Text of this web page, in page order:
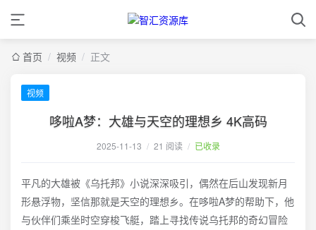
首页 / 视频 / 正文
视频
哆啦A梦：大雄与天空的理想乡 4K高码
2025-11-13 / 21 阅读 / 已收录
平凡的大雄被《乌托邦》小说深深吸引，偶然在后山发现新月
形悬浮物，坚信那就是天空的理想乡。在哆啦A梦的帮助下，他
与伙伴们乘坐时空穿梭飞艇，踏上寻找传说乌托邦的奇幻冒险